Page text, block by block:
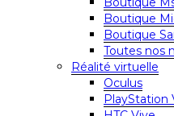
Boutique
Boutique
Toutes nos
Réalité virtuelle
Oculus
PlayStation